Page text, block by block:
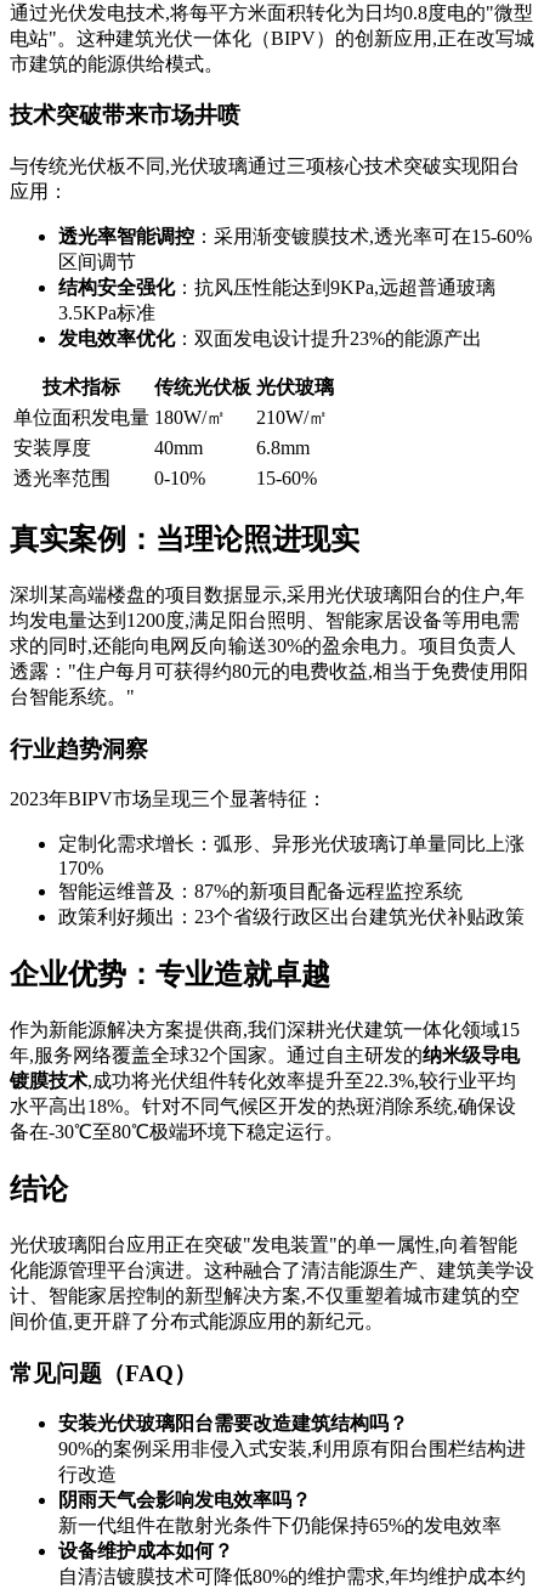
通过光伏发电技术,将每平方米面积转化为日均0.8度电的"微型
电站"。这种建筑光伏一体化（BIPV）的创新应用,正在改写城
市建筑的能源供给模式。
技术突破带来市场井喷
与传统光伏板不同,光伏玻璃通过三项核心技术突破实现阳台
应用：
透光率智能调控 ：采用渐变镀膜技术,透光率可在15-60%
区间调节
结构安全强化：抗风压性能达到9KPa,远超普通玻璃
3.5KPa标准
发电效率优化：双面发电设计提升23%的能源产出
技术指标 传统光伏板 光伏玻璃
单位面积发电量 180W/㎡
210W/㎡
安装厚度
40mm
6.8mm
透光率范围
0-10% 15-60%
真实案例：当理论照进现实
深圳某高端楼盘的项目数据显示,采用光伏玻璃阳台的住户,年
均发电量达到1200度,满足阳台照明、智能家居设备等用电需
求的同时,还能向电网反向输送30%的盈余电力。项目负责人
透露："住户每月可获得约80元的电费收益,相当于免费使用阳
台智能系统。"
行业趋势洞察
2023年BIPV市场呈现三个显著特征：
定制化需求增长：弧形、异形光伏玻璃订单量同比上涨
170%
智能运维普及：87%的新项目配备远程监控系统
政策利好频出：23个省级行政区出台建筑光伏补贴政策
企业优势：专业造就卓越
作为新能源解决方案提供商,我们深耕光伏建筑一体化领域15
年,服务网络覆盖全球32个国家。通过自主研发的纳米级导电
镀膜技术,成功将光伏组件转化效率提升至22.3%,较行业平均
水平高出18%。针对不同气候区开发的热斑消除系统,确保设
备在-30℃至80℃极端环境下稳定运行。
结论
光伏玻璃阳台应用正在突破"发电装置"的单一属性,向着智能
化能源管理平台演进。这种融合了清洁能源生产、建筑美学设
计、智能家居控制的新型解决方案,不仅重塑着城市建筑的空
间价值,更开辟了分布式能源应用的新纪元。
常见问题（FAQ）
安装光伏玻璃阳台需要改造建筑结构吗？
90%的案例采用非侵入式安装,利用原有阳台围栏结构进
行改造
阴雨天气会影响发电效率吗？
新一代组件在散射光条件下仍能保持65%的发电效率
设备维护成本如何？
自清洁镀膜技术可降低80%的维护需求,年均维护成本约